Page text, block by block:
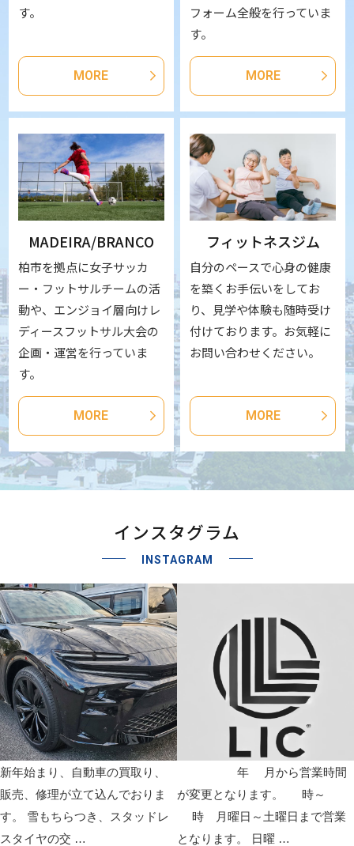
す。
MORE
フォーム全般を行っていま
す。
MORE
MADEIRA/BRANCO
柏市を拠点に女子サッカ
ー・フットサルチームの活
動や、エンジョイ層向けレ
ディースフットサル大会の
企画・運営を行っていま
す。
MORE
フィットネスジム
自分のペースで心身の健康
を築くお手伝いをしてお
り、見学や体験も随時受け
付けております。お気軽に
お問い合わせください。
MORE
インスタグラム
INSTAGRAM
新年始まり、自動車の買取り、
販売、修理が立て込んでおりま
す。 雪もちらつき、スタッドレ
スタイヤの交 …
2026年1月から営業時間
が変更となります。 9時～1
9時 月曜日～土曜日まで営業
となります。 日曜 …